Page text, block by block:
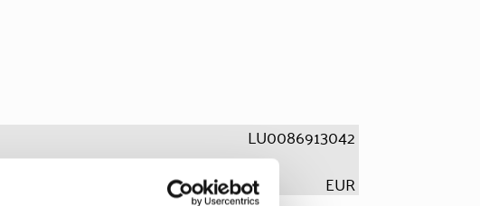
LU0086913042
EUR